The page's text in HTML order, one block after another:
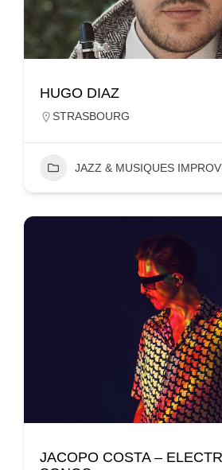
HUGO DIAZ
STRASBOURG
JAZZ & MUSIQUES
JACOPO COSTA –